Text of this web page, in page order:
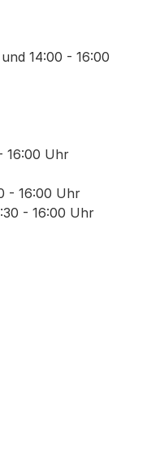
14:00 - 16:00
16:00 Uhr
- 16:00 Uhr
- 16:00 Uhr